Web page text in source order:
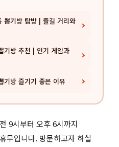
뽑기방 탐방 | 즐길 거리와
기방 추천 | 인기 게임과
기방 즐기기 좋은 이유
9시부터 오후 6시까지
무입니다. 방문하고자 하실